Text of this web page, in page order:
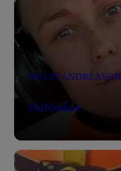
Driftledare
MALIN ANDRÉASON